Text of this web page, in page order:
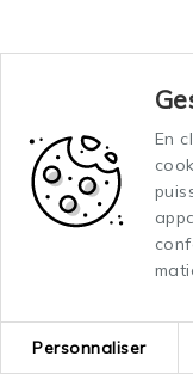
circuits. Et
de la
joyaux en
mythes,
Cordoue en
d'une
En
Personnaliser